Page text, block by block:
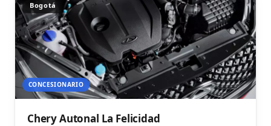
Bogotá
CONCESIONARIO
Chery Autonal La Felicidad